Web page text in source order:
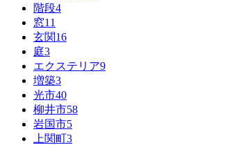
階段4
窓11
玄関16
庭3
エクステリア9
増築3
光市40
柳井市58
岩国市5
上関町3